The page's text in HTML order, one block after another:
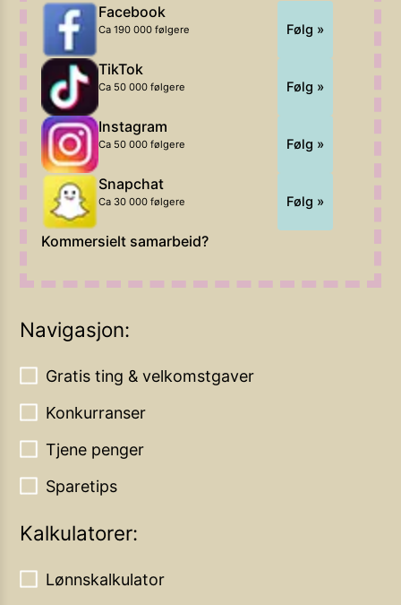
Facebook
Ca 190 000 følgere Følg »
TikTok
Ca 50 000 følgere Følg »
Instagram
Ca 50 000 følgere Følg »
Snapchat
Ca 30 000 følgere Følg »
Kommersielt samarbeid?
Navigasjon:
Gratis ting & velkomstgaver
Konkurranser
Tjene penger
Sparetips
Kalkulatorer:
Lønnskalkulator